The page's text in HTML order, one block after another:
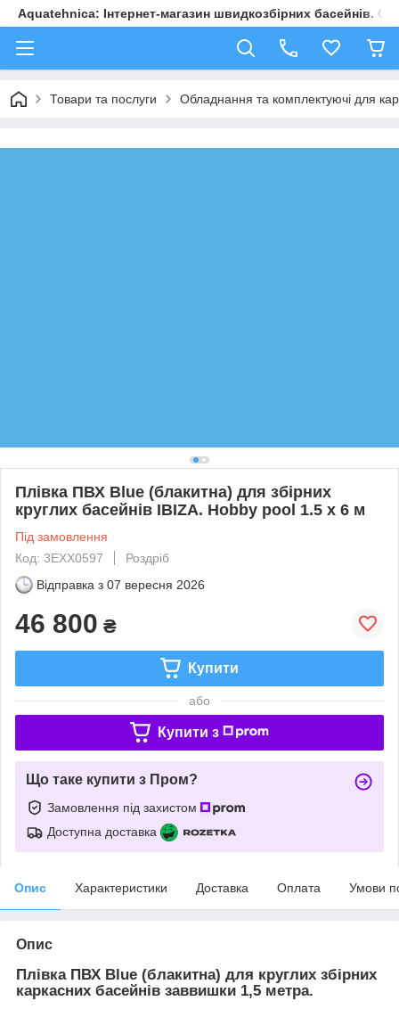
Aquatehnica: Інтернет-магазин швидкозбірних басейнів.
Товари та послуги Обладнання та комплектуючі для
Плівка ПВХ Blue (блакитна) для збірних
круглих басейнів IBIZA. Hobby pool 1.5 х 6 м
Під замовлення
Код: 3EXX0597
Роздріб
Відправка з 07 вересня 2026
46 800 ₴
Купити
або
Купити з
Що таке купити з Пром?
Замовлення під захистом
Доступна доставка
Опис Характеристики Доставка Оплата Умови
Опис
Плівка ПВХ Blue (блакитна) для круглих збірних
каркасних басейнів заввишки 1,5 метра.